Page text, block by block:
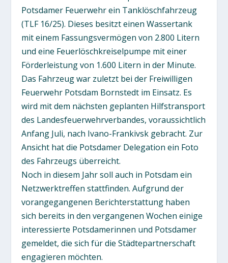
Potsdamer Feuerwehr ein Tanklöschfahrzeug
(TLF 16/25). Dieses besitzt einen Wassertank
mit einem Fassungsvermögen von 2.800 Litern
und eine Feuerlöschkreiselpumpe mit einer
Förderleistung von 1.600 Litern in der Minute.
Das Fahrzeug war zuletzt bei der Freiwilligen
Feuerwehr Potsdam Bornstedt im Einsatz. Es
wird mit dem nächsten geplanten Hilfstransport
des Landesfeuerwehrverbandes, voraussichtlich
Anfang Juli, nach Ivano-Frankivsk gebracht. Zur
Ansicht hat die Potsdamer Delegation ein Foto
des Fahrzeugs überreicht.
Noch in diesem Jahr soll auch in Potsdam ein
Netzwerktreffen stattfinden. Aufgrund der
vorangegangenen Berichterstattung haben
sich bereits in den vergangenen Wochen einige
interessierte Potsdamerinnen und Potsdamer
gemeldet, die sich für die Städtepartnerschaft
engagieren möchten.